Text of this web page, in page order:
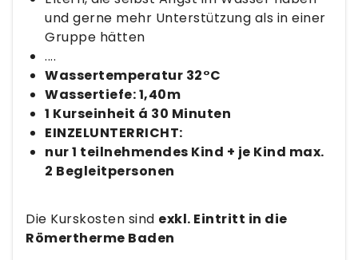
und gerne mehr Unterstützung als in einer
Gruppe hätten
....
Wassertemperatur 32°C
Wassertiefe: 1,40m
1 Kurseinheit á 30 Minuten
EINZELUNTERRICHT:
nur 1 teilnehmendes Kind + je Kind max.
2 Begleitpersonen
Die Kurskosten sind exkl. Eintritt in die
Römertherme Baden